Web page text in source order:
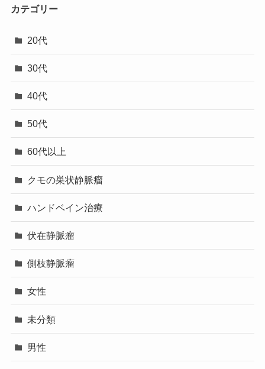
カテゴリー
20代
30代
40代
50代
60代以上
クモの巣状静脈瘤
ハンドベイン治療
伏在静脈瘤
側枝静脈瘤
女性
未分類
男性